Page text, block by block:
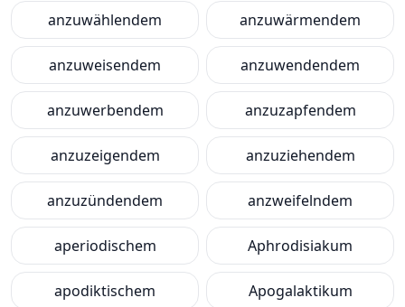
anzuwählendem anzuwärmendem
anzuweisendem anzuwendendem
anzuwerbendem anzuzapfendem
anzuzeigendem anzuziehendem
anzuzündendem anzweifelndem
aperiodischem Aphrodisiakum
apodiktischem Apogalaktikum